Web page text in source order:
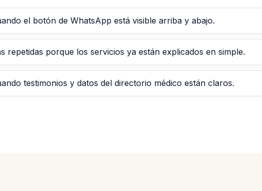
el botón de WhatsApp está visible arriba y abajo.
repetidas porque los servicios ya están explicados en simple.
testimonios y datos del directorio médico están claros.